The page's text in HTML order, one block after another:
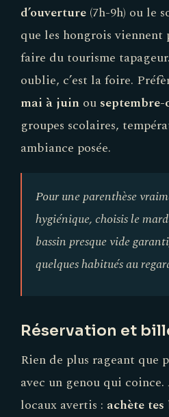
d’ouverture (7h-9h) ou le
que les hongrois viennent
faire du tourisme
oublie, c’est la foire.
mai à juin ou
groupes scolaires,
ambiance posée.
Pour une parenthèse
hygiénique, choisis le
bassin presque vide
quelques habitués au
Réservation et
Rien de plus rageant que
avec un genou qui
locaux avertis : achète